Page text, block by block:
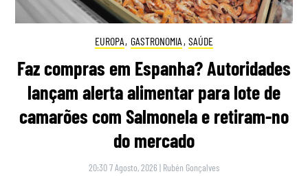
EUROPA, GASTRONOMIA , SAÚDE
Faz compras em Espanha? Autoridades
lançam alerta alimentar para lote de
camarões com Salmonela e retiram-no
do mercado
20:30 7 Agosto, 2026 | Rubén Gonçalves